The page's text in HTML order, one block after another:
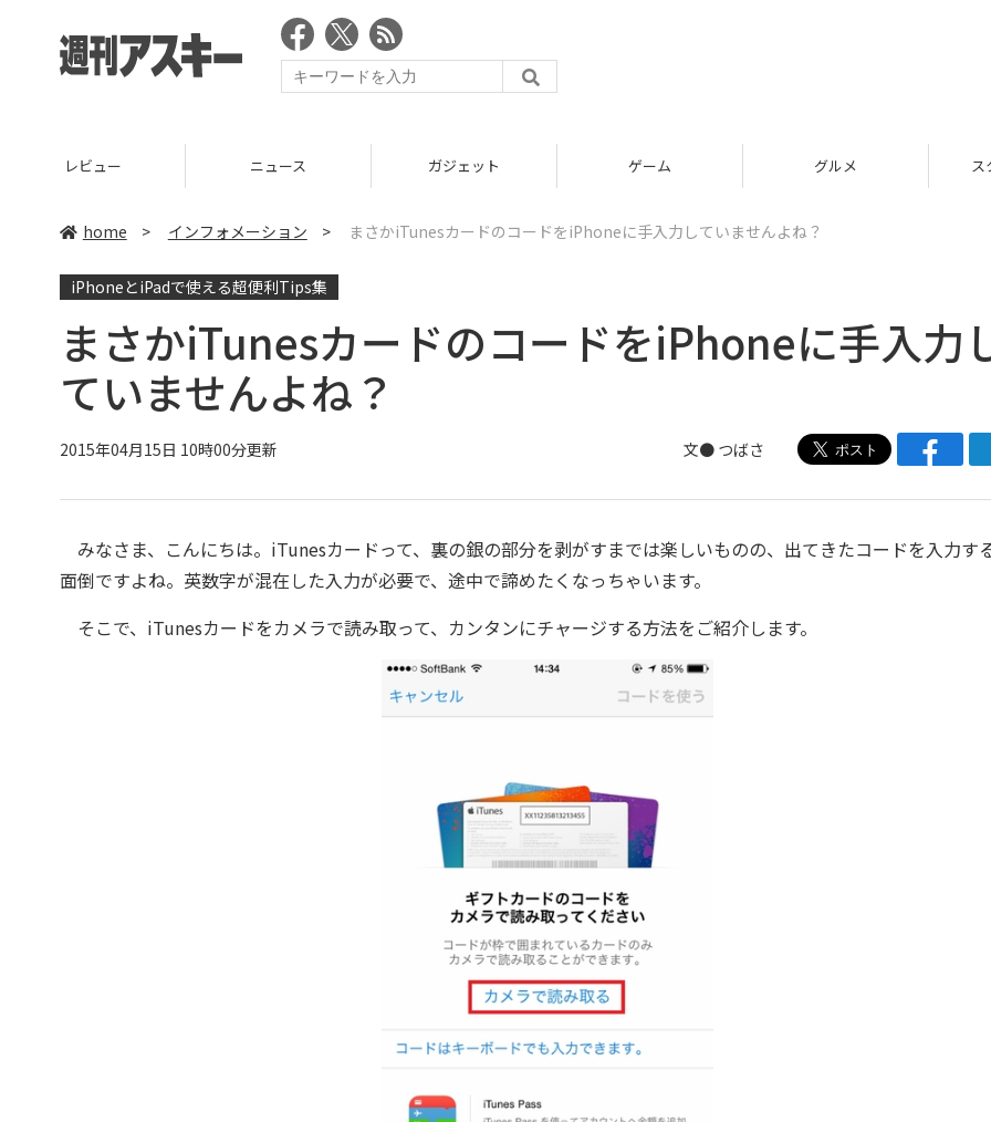
ニュース ガジェット ゲーム グルメ スタートアップ
home > インフォメーション > まさかiTunesカードのコードをiPhoneに手入力していませんよね？
iPhoneとiPadで使える超便利Tips集
まさかiTunesカードのコードをiPhoneに手入力
ていませんよね？
2015年04月15日 10時00分更新 文● つばさ
みなさま、こんにちは。iTunesカードって、裏の銀の部分を剥がすまでは楽しいものの、出てきたコードを入力す
面倒ですよね。英数字が混在した入力が必要で、途中で諦めたくなっちゃいます。
そこで、iTunesカードをカメラで読み取って、カンタンにチャージする方法をご紹介します。